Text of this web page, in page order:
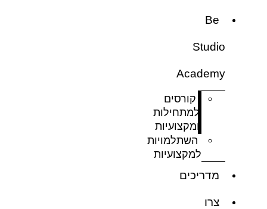
Be
Studio
Academy
קורסים
למתחילות
ומקצועיות
השתלמויות
למקצועיות
מדריכים
צרו